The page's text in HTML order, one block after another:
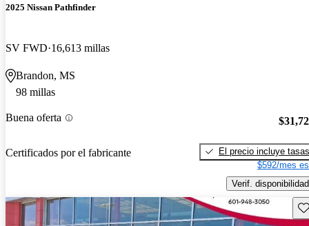
2025 Nissan Pathfinder
SV FWD 16,613 millas
Brandon, MS
98 millas
Buena oferta
Certificados por el fabricante
El precio incluye tasas
$592/mes
Verif. disponibilidad